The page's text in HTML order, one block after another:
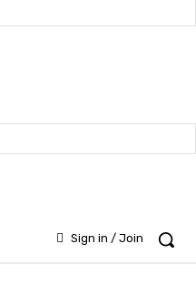
Sign in / Join